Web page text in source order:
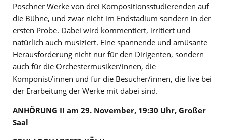
Poschner Werke von drei Kompositionsstudierenden auf
die Bühne, und zwar nicht im Endstadium sondern in der
ersten Probe. Dabei wird kommentiert, irritiert und
natürlich auch musiziert. Eine spannende und amüsante
Herausforderung nicht nur für den Dirigenten, sondern
auch für die Orchestermusiker/innen, die
Komponist/innen und für die Besucher/innen, die live bei
der Erarbeitung der Werke mit dabei sind.
ANHÖRUNG II am 29. November, 19:30 Uhr, Großer
Saal